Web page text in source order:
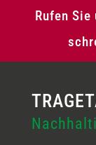
Rufen Sie